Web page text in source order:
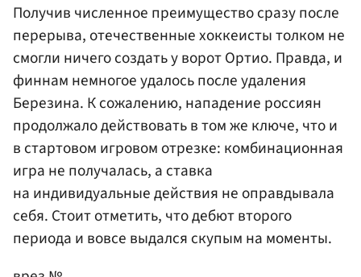
Получив численное преимущество сразу после
перерыва, отечественные хоккеисты толком не
смогли ничего создать у ворот Ортио. Правда, и
финнам немногое удалось после удаления
Березина. К сожалению, нападение россиян
продолжало действовать в том же ключе, что и
в стартовом игровом отрезке: комбинационная
игра не получалась, а ставка
на индивидуальные действия не оправдывала
себя. Стоит отметить, что дебют второго
периода и вовсе выдался скупым на моменты.